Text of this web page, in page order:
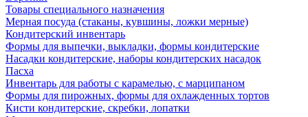
Товары специального назначения
Мерная посуда (стаканы, кувшины, ложки мерные)
Кондитерский инвентарь
Формы для выпечки, выкладки, формы кондитерские
Насадки кондитерские, наборы кондитерских насадок
Пасха
Инвентарь для работы с карамелью, с марципаном
Формы для пирожных, формы для охлажденных тортов
Кисти кондитерские, скребки, лопатки